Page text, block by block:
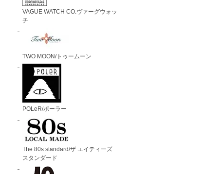
VAGUE WATCH CO.ヴァーグウォッ
チ
TWO MOON/トゥームーン
POLeR/ポーラー
The 80s standard/ザ エイティーズ
スタンダード